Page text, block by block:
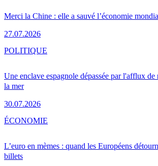
Merci la Chine : elle a sauvé l’économie
27.07.2026
Une enclave espagnole dépassée par l'afflux
la mer
30.07.2026
POLITIQUE
L’euro en mèmes : quand les Européens
billets
ÉCONOMIE